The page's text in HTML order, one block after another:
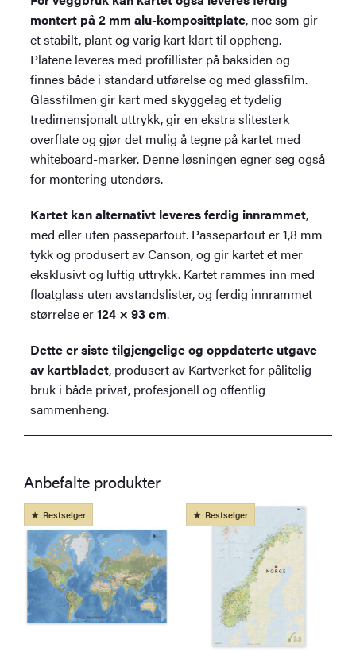
montert på 2 mm alu-komposittplate, noe som gir
et stabilt, plant og varig kart klart til oppheng.
Platene leveres med profillister på baksiden og
finnes både i standard utførelse og med glassfilm.
Glassfilmen gir kart med skyggelag et tydelig
tredimensjonalt uttrykk, gir en ekstra slitesterk
overflate og gjør det mulig å tegne på kartet med
whiteboard-marker. Denne løsningen egner seg også
for montering utendørs.
Kartet kan alternativt leveres ferdig innrammet,
med eller uten passepartout. Passepartout er 1,8 mm
tykk og produsert av Canson, og gir kartet et mer
eksklusivt og luftig uttrykk. Kartet rammes inn med
floatglass uten avstandslister, og ferdig innrammet
størrelse er124 × 93 cm.
Dette er siste tilgjengelige og oppdaterte utgave
av kartbladet, produsert av Kartverket for pålitelig
bruk i både privat, profesjonell og offentlig
sammenheng.
Anbefalte produkter
Bestselger Bestselger